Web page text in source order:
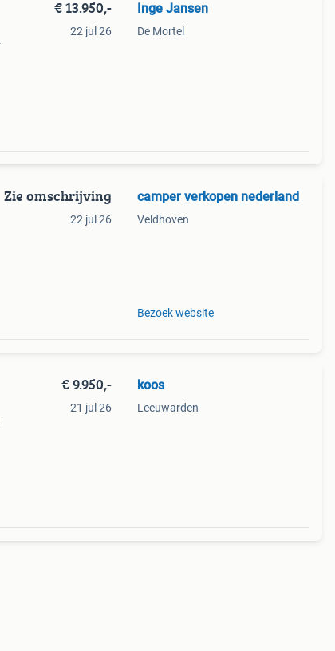
€ 13.950,-
22 jul 26
Inge Jansen
De Mortel
Zie omschrijving
22 jul 26
camper verkopen nederland
Veldhoven
Bezoek website
€ 9.950,-
21 jul 26
koos
Leeuwarden